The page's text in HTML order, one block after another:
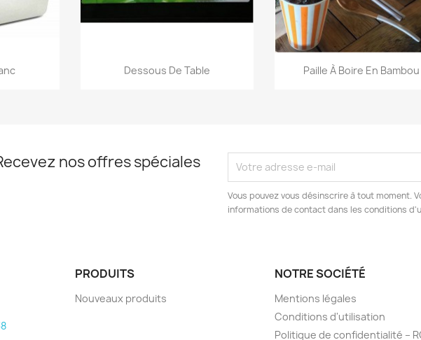
Aperçu rapide
Dessous De Table  Aperçu rapide
Paille À Boire En Bambou
nos offres spéciales
Vous pouvez vous désinscrire à tout moment.
informations de contact dans les conditions
PRODUITS
Nouveaux produits
NOTRE SOCIÉTÉ
Mentions légales
Conditions d'utilisation
Politique de confidentialité –